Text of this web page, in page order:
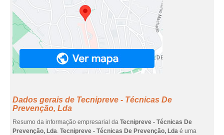
Dados gerais de Tecnipreve - Técnicas De
Prevenção, Lda
Resumo da informação empresarial da Tecnipreve - Técnicas De
Prevenção, Lda. Tecnipreve - Técnicas De Prevenção, Lda é uma